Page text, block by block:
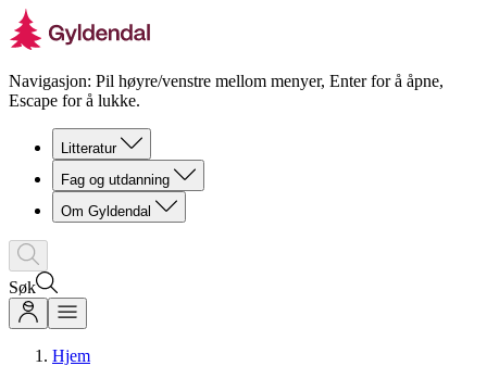
Navigasjon: Pil høyre/venstre mellom menyer, Enter for å åpne,
Escape for å lukke.
Litteratur
Fag og utdanning
Om Gyldendal
Søk
Hjem